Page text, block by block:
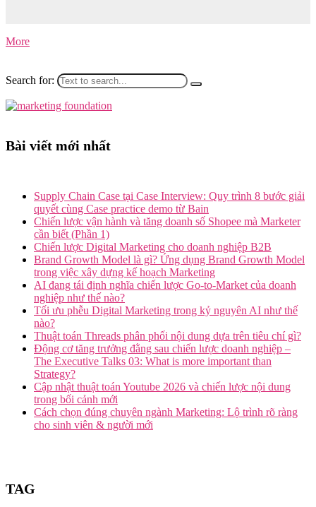
More
Search for:
Bài viết mới nhất
Supply Chain Case tại Case Interview: Quy trình 8 bước giải
quyết cùng Case practice demo từ Bain
Chiến lược vận hành và tăng doanh số Shopee mà Marketer
cần biết (Phần 1)
Chiến lược Digital Marketing cho doanh nghiệp B2B
Brand Growth Model là gì? Ứng dụng Brand Growth Model
trong việc xây dựng kế hoạch Marketing
AI đang tái định nghĩa chiến lược Go-to-Market của doanh
nghiệp như thế nào?
Tối ưu phễu Digital Marketing trong kỷ nguyên AI như thế
nào?
Thuật toán Threads phân phối nội dung dựa trên tiêu chí gì?
Động cơ tăng trưởng đằng sau chiến lược doanh nghiệp –
The Executive Talks 03: What is more important than
Strategy?
Cập nhật thuật toán Youtube 2026 và chiến lược nội dung
trong bối cảnh mới
Cách chọn đúng chuyên ngành Marketing: Lộ trình rõ ràng
cho sinh viên & người mới
TAG